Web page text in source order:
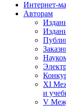
Интернет-
Авторам
XI
и
V